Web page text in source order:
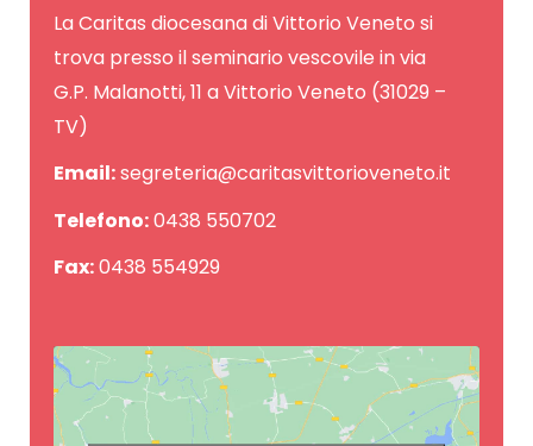
La Caritas diocesana di Vittorio Veneto si
trova presso il seminario vescovile in via
G.P. Malanotti, 11 a Vittorio Veneto (31029 –
TV)
Email:segreteria@caritasvittorioveneto.it
Telefono:0438 550702
Fax:0438 554929